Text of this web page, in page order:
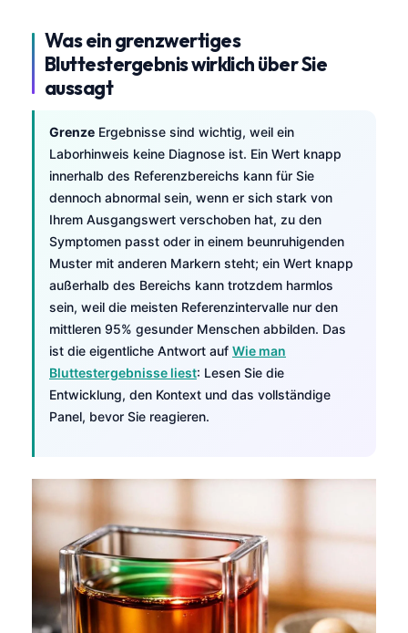
Was ein grenzwertiges
Bluttestergebnis wirklich über Sie
aussagt
Grenze Ergebnisse sind wichtig, weil ein
Laborhinweis keine Diagnose ist. Ein Wert knapp
innerhalb des Referenzbereichs kann für Sie
dennoch abnormal sein, wenn er sich stark von
Ihrem Ausgangswert verschoben hat, zu den
Symptomen passt oder in einem beunruhigenden
Muster mit anderen Markern steht; ein Wert knapp
außerhalb des Bereichs kann trotzdem harmlos
sein, weil die meisten Referenzintervalle nur den
mittleren 95% gesunder Menschen abbilden. Das
ist die eigentliche Antwort auf Wie man
Bluttestergebnisse liest: Lesen Sie die
Entwicklung, den Kontext und das vollständige
Panel, bevor Sie reagieren.